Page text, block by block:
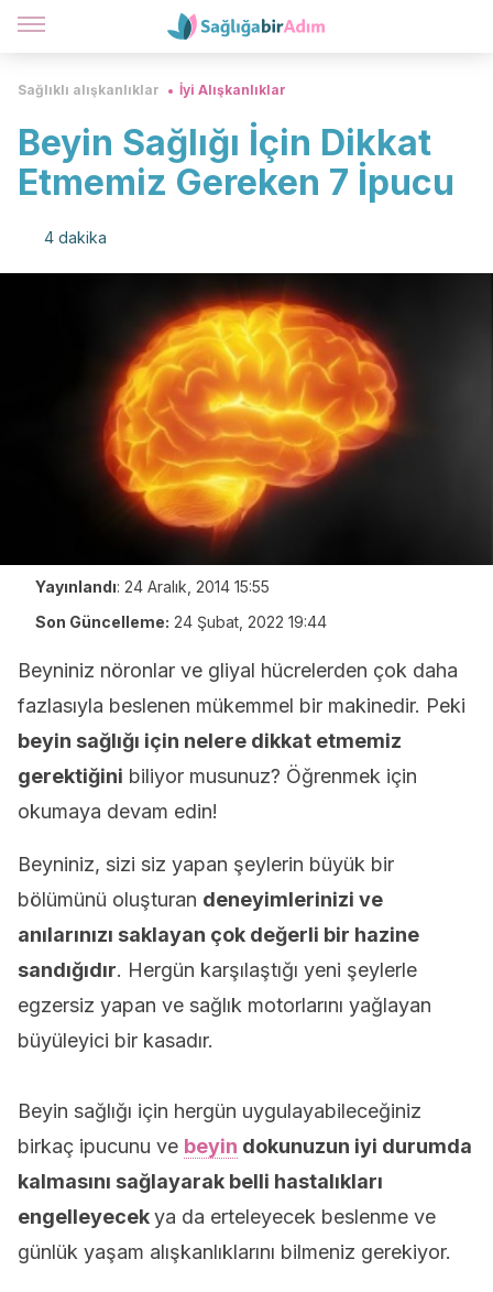
Sağlıklı alışkanlıklar İyi Alışkanlıklar
Beyin Sağlığı İçin Dikkat
Etmemiz Gereken 7 İpucu
4 dakika
Yayınlandı: 24 Aralık, 2014 15:55
Son Güncelleme: 24 Şubat, 2022 19:44
Beyniniz nöronlar ve gliyal hücrelerden çok daha
fazlasıyla beslenen mükemmel bir makinedir. Peki
beyin sağlığı için nelere dikkat etmemiz
gerektiğini biliyor musunuz? Öğrenmek için
okumaya devam edin!
Beyniniz, sizi siz yapan şeylerin büyük bir
bölümünü oluşturan deneyimlerinizi ve
anılarınızı saklayan çok değerli bir hazine
sandığıdır. Hergün karşılaştığı yeni şeylerle
egzersiz yapan ve sağlık motorlarını yağlayan
büyüleyici bir kasadır.
Beyin sağlığı için hergün uygulayabileceğiniz
birkaç ipucunu ve beyin dokunuzun iyi durumda
kalmasını sağlayarak belli hastalıkları
engelleyecekya da erteleyecek beslenme ve
günlük yaşam alışkanlıklarını bilmeniz gerekiyor.